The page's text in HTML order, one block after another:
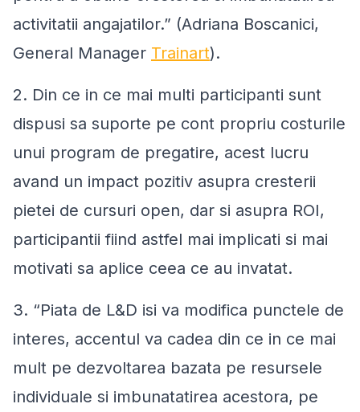
activitatii angajatilor.” (Adriana Boscanici,
General Manager Trainart).
2. Din ce in ce mai multi participanti sunt
dispusi sa suporte pe cont propriu costurile
unui program de pregatire, acest lucru
avand un impact pozitiv asupra cresterii
pietei de cursuri open, dar si asupra ROI,
participantii fiind astfel mai implicati si mai
motivati sa aplice ceea ce au invatat.
3. “Piata de L&D isi va modifica punctele de
interes, accentul va cadea din ce in ce mai
mult pe dezvoltarea bazata pe resursele
individuale si imbunatatirea acestora, pe